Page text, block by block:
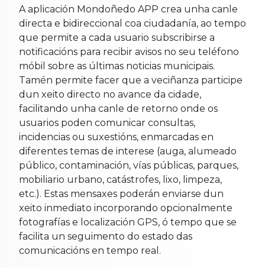
A aplicación Mondoñedo APP crea unha canle
directa e bidireccional coa ciudadanía, ao tempo
que permite a cada usuario subscribirse a
notificacións para recibir avisos no seu teléfono
móbil sobre as últimas noticias municipais.
Tamén permite facer que a veciñanza participe
dun xeito directo no avance da cidade,
facilitando unha canle de retorno onde os
usuarios poden comunicar consultas,
incidencias ou suxestións, enmarcadas en
diferentes temas de interese (auga, alumeado
público, contaminación, vías públicas, parques,
mobiliario urbano, catástrofes, lixo, limpeza,
etc.). Estas mensaxes poderán enviarse dun
xeito inmediato incorporando opcionalmente
fotografías e localización GPS, ó tempo que se
facilita un seguimento do estado das
comunicacións en tempo real.